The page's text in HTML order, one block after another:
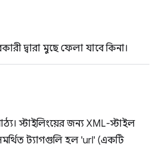
দ্বারা মুছে ফেলা যাবে কিনা।
স্টাইলিংয়ের জন্য XML-স্টাইল
ট্যাগগুলি হল 'url' (একটি